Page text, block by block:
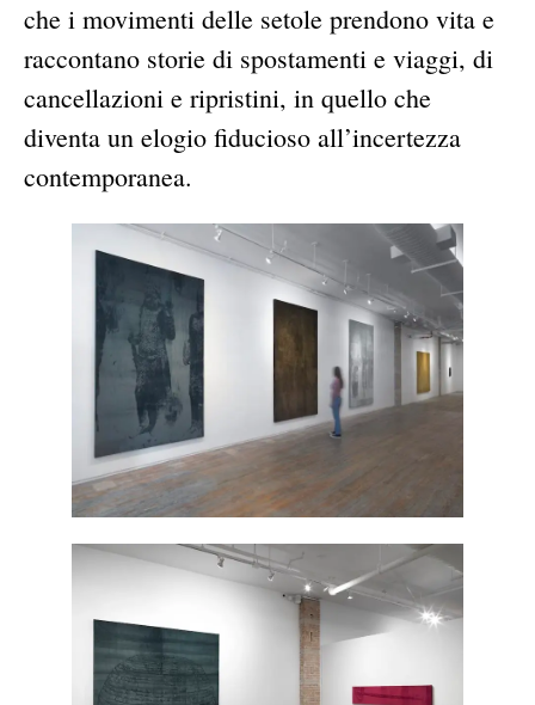
che i movimenti delle setole prendono vita e
raccontano storie di spostamenti e viaggi, di
cancellazioni e ripristini, in quello che
diventa un elogio fiducioso all’incertezza
contemporanea.